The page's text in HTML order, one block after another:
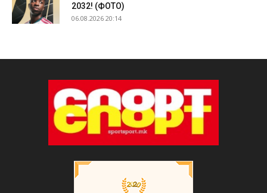
2032! (ФОТО)
06.08.2026 20:14